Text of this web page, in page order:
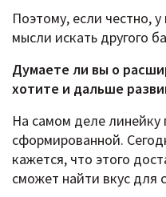
Поэтому, если честно,
мысли искать другого
Думаете ли вы о
хотите и дальше
На самом деле линейку
сформированной.
кажется, что этого
сможет найти вкус для